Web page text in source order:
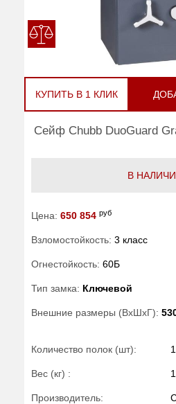
КУПИТЬ В 1 КЛИК
Сейф Chubb DuoGuard
В
Цена: 650 854 руб
Взломостойкость: 3 класс
Огнестойкость: 60Б
Тип замка: Ключевой
Внешние размеры (ВхШхГ):
Количество полок (шт): 1
Вес (кг) :
Производитель: